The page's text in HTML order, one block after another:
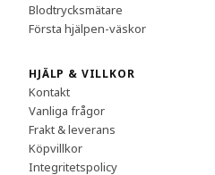
Blodtrycksmätare
Första hjälpen-väskor
HJÄLP & VILLKOR
Kontakt
Vanliga frågor
Frakt & leverans
Köpvillkor
Integritetspolicy